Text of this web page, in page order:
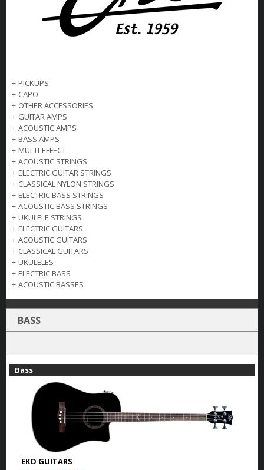
KONTAKT
+ PICKUPS
+ CAPO
+ OTHER ACCESSORIES
+ GUITAR AMPS
+ ACOUSTIC AMPS
+ BASS AMPS
+ MULTI-EFFECT
+ ACOUSTIC STRINGS
+ ELECTRIC GUITAR STRINGS
+ CLASSICAL NYLON STRINGS
+ ELECTRIC BASS STRINGS
+ ACOUSTIC BASS STRINGS
+ UKULELE STRINGS
+ ELECTRIC GUITARS
+ ACOUSTIC GUITARS
+ CLASSICAL GUITARS
+ UKULELES
+ ELECTRIC BASS
+ ACOUSTIC BASSES
BASS
Bass
EKO GUITARS